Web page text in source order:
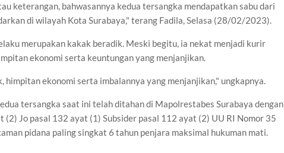
keterangan, bahwasannya kedua tersangka mendapatkan sabu dari
di wilayah Kota Surabaya," terang Fadila, Selasa (28/02/2023).
merupakan kakak beradik. Meski begitu, ia nekat menjadi kurir
ekonomi serta keuntungan yang menjanjikan.
himpitan ekonomi serta imbalannya yang menjanjikan," ungkapnya.
tersangka saat ini telah ditahan di Mapolrestabes Surabaya dengan
(2) Jo pasal 132 ayat (1) Subsider pasal 112 ayat (2) UU RI Nomor 35
pidana paling singkat 6 tahun penjara maksimal hukuman mati.